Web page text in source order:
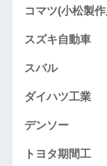
コマツ(小松製
スズキ自動車
スバル
ダイハツ工業
デンソー
トヨタ期間工